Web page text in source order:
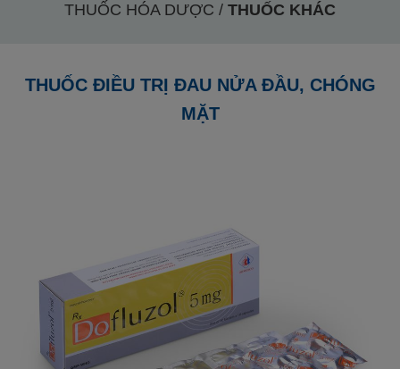
THUỐC HÓA DƯỢC / THUỐC KHÁC
THUỐC ĐIỀU TRỊ ĐAU NỬA ĐẦU, CHÓNG
MẶT